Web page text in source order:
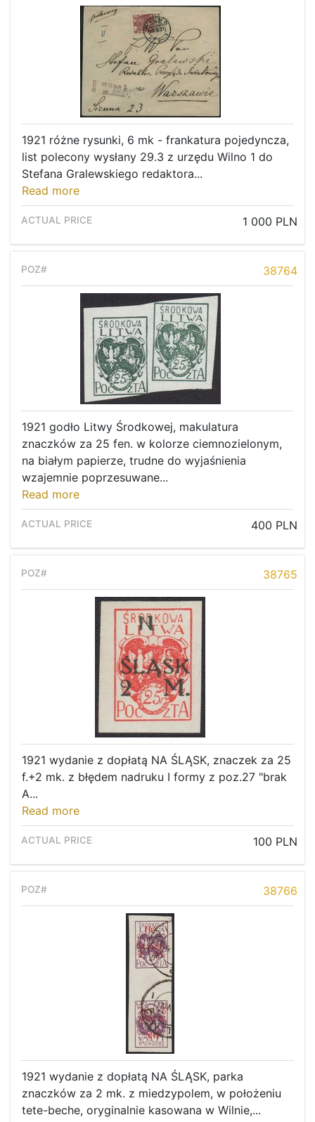
1921 różne rysunki, 6 mk - frankatura pojedyncza,
list polecony wysłany 29.3 z urzędu Wilno 1 do
Stefana Gralewskiego redaktora...
Read more
1 000 PLN
38764
1921 godło Litwy Środkowej, makulatura
znaczków za 25 fen. w kolorze ciemnozielonym,
na białym papierze, trudne do wyjaśnienia
wzajemnie poprzesuwane...
Read more
400 PLN
38765
1921 wydanie z dopłatą NA ŚLĄSK, znaczek za 25
f.+2 mk. z błędem nadruku I formy z poz.27 "brak
A...
Read more
100 PLN
38766
1921 wydanie z dopłatą NA ŚLĄSK, parka
znaczków za 2 mk. z miedzypolem, w położeniu
tete-beche, oryginalnie kasowana w Wilnie,...